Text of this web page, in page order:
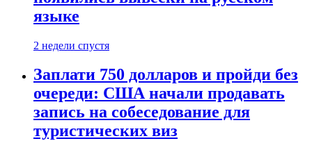
языке
2 недели спустя
Заплати 750 долларов и пройди без
очереди: США начали продавать
запись на собеседование для
туристических виз